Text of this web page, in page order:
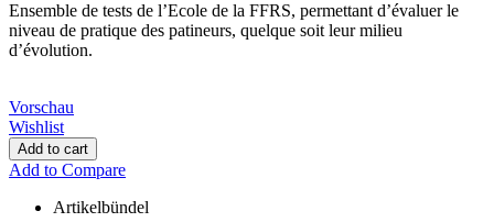
Ensemble de tests de l’Ecole de la FFRS, permettant d’évaluer le
niveau de pratique des patineurs, quelque soit leur milieu
d’évolution.
Vorschau
Wishlist
Add to cart
Add to Compare
Artikelbündel